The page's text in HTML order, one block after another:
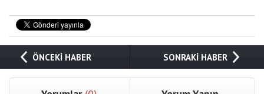
ÖNCEKİ HABER SONRAKİ HABER